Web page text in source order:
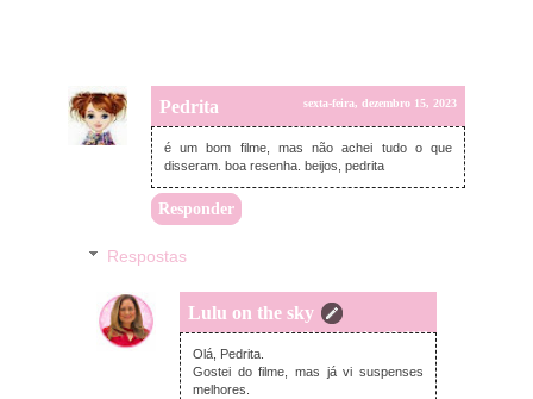
Pedrita sexta-feira, dezembro 15, 2023
é um bom filme, mas não achei tudo o que
disseram. boa resenha. beijos, pedrita
Responder
Respostas
Lulu on the sky
segunda-feira, dezembro 25, 2023
Olá, Pedrita.
Gostei do filme, mas já vi suspenses
melhores.